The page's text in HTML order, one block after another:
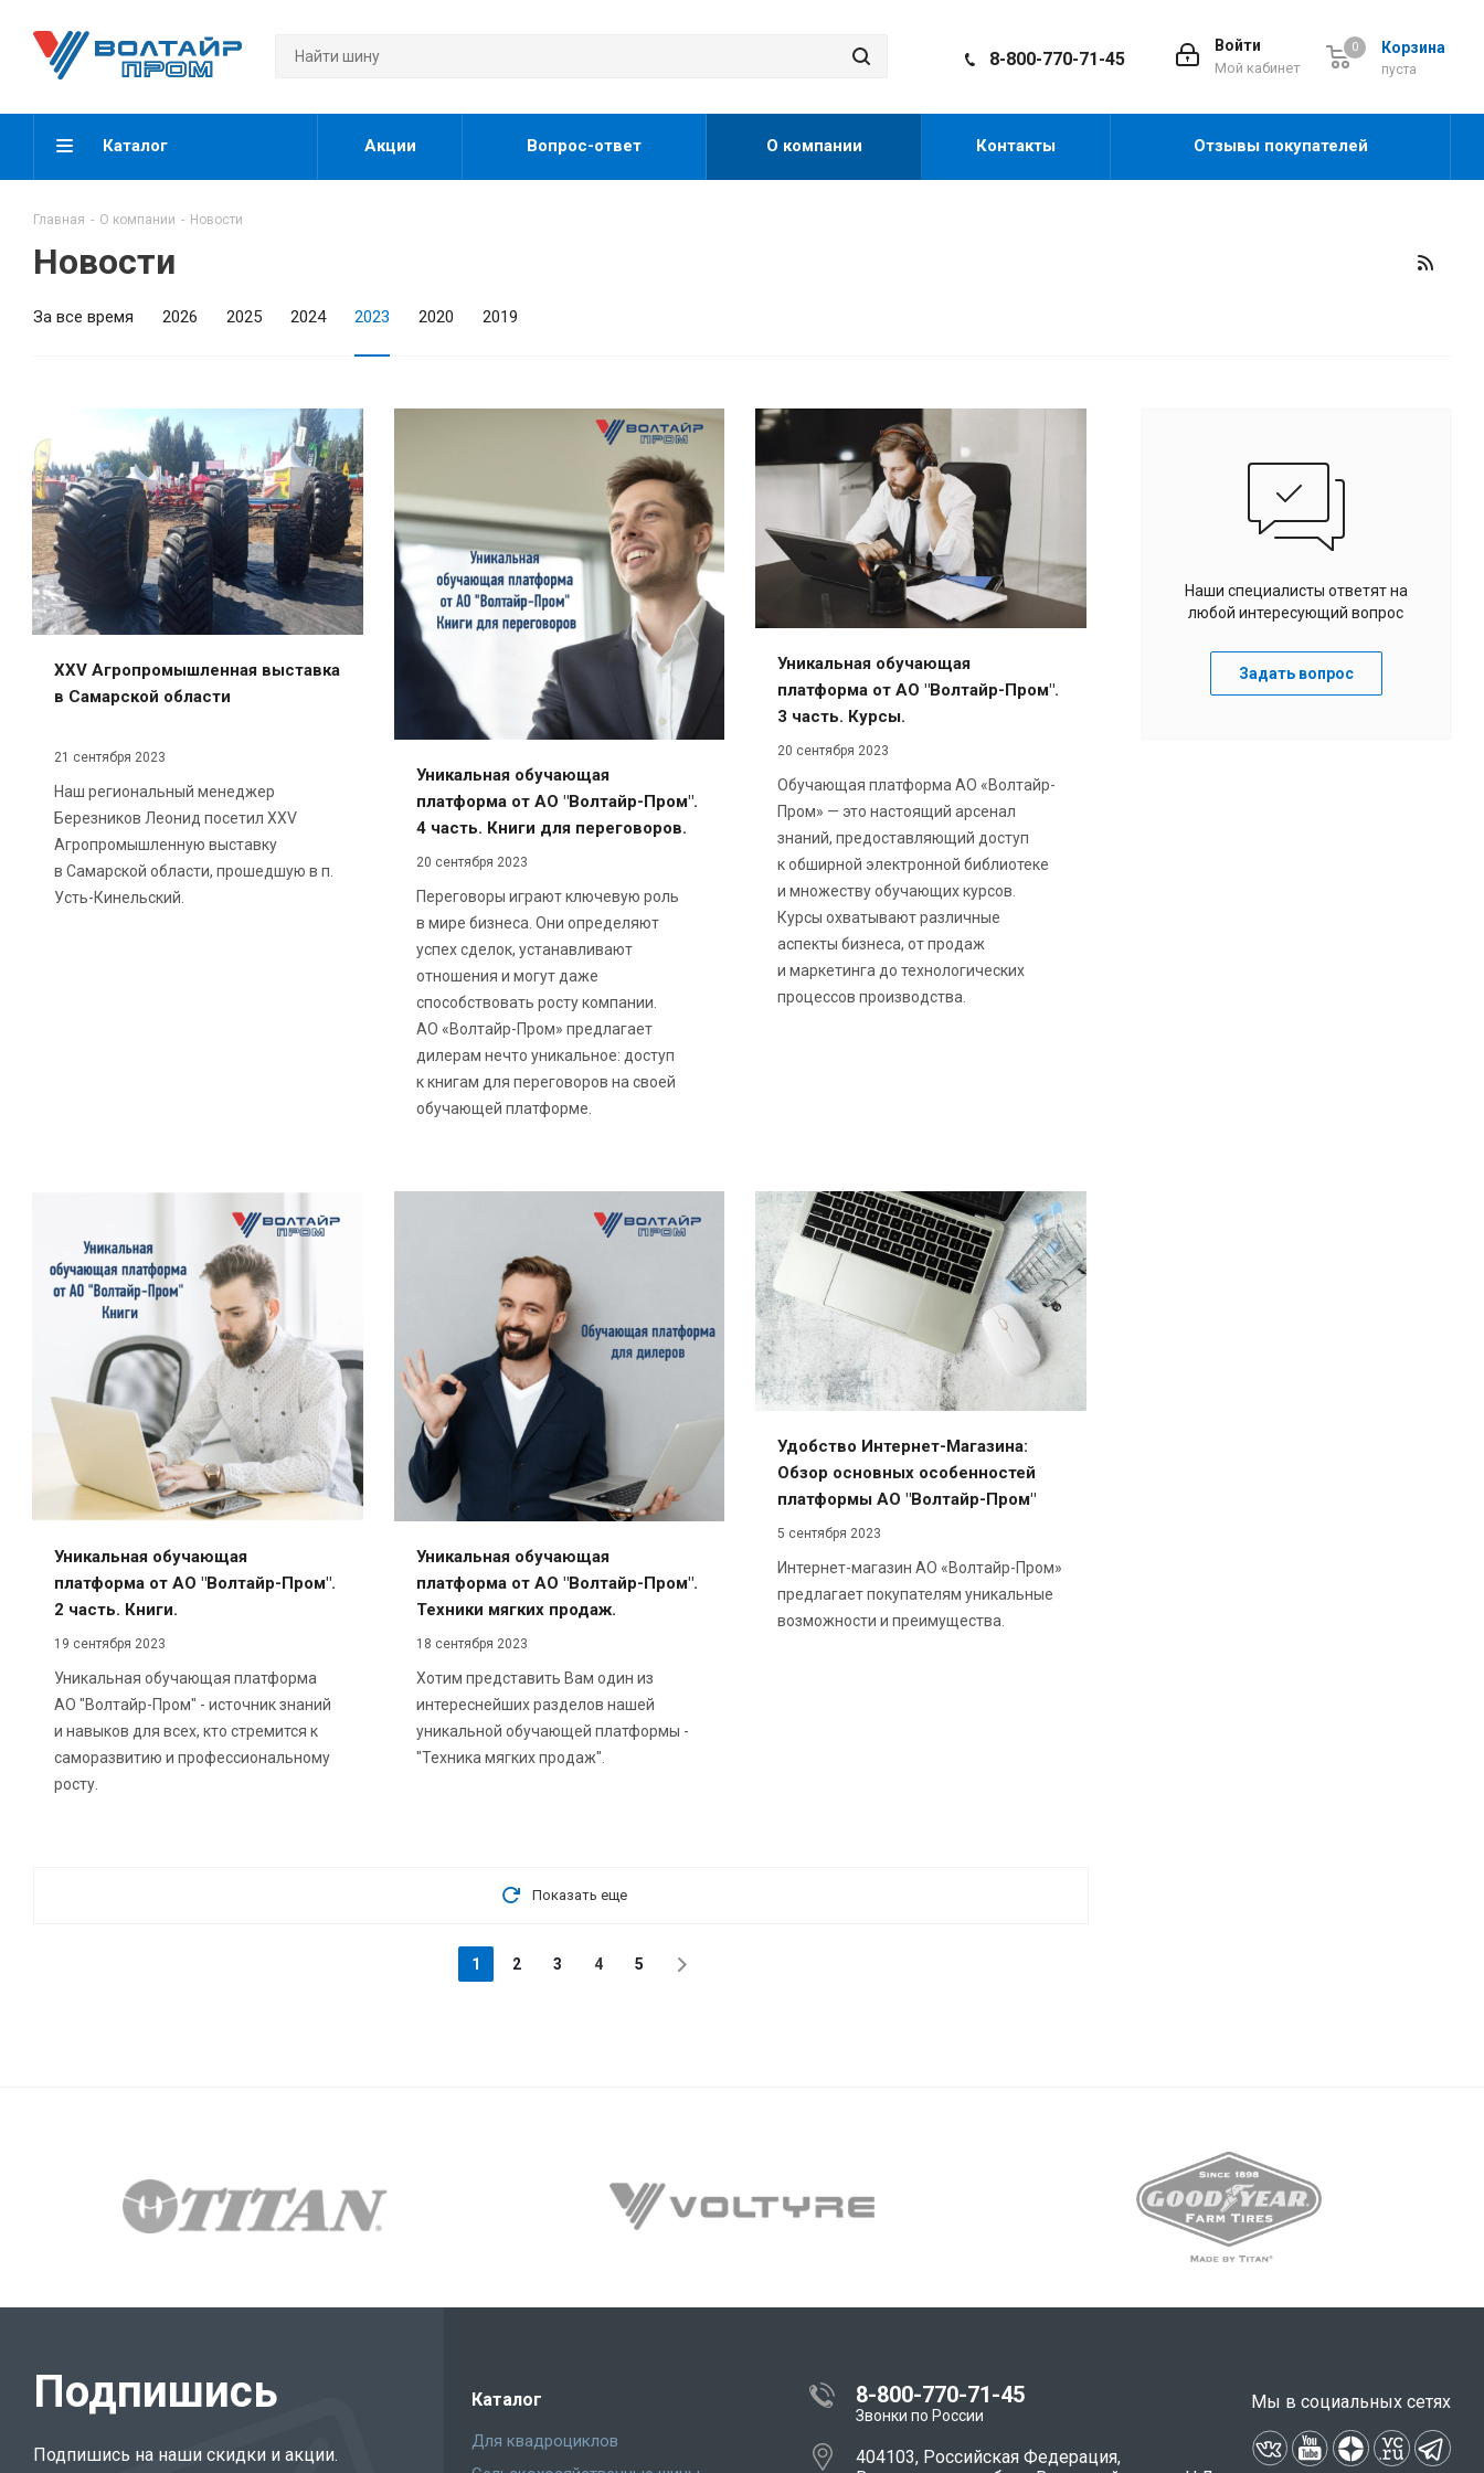
Корзина
пуста
0
Войти
Мой кабинет
8-800-770-71-45
Каталог Акции Вопрос-ответ О компании Контакты Отзывы покупателей
Главная - О компании - Новости
Новости
За все время 2026 2025 2024 2023 2020 2019
XXV Агропромышленная выставка
в Самарской области
21 сентября 2023
Наш региональный менеджер
Березников Леонид посетил XXV
Агропромышленную выставку
в Самарской области, прошедшую в п.
Усть-Кинельский.
Уникальная обучающая
платформа от АО "Волтайр-Пром".
4 часть. Книги для переговоров.
20 сентября 2023
Переговоры играют ключевую роль
в мире бизнеса. Они определяют
успех сделок, устанавливают
отношения и могут даже
способствовать росту компании.
АО «Волтайр-Пром» предлагает
дилерам нечто уникальное: доступ
к книгам для переговоров на своей
обучающей платформе.
Уникальная обучающая
платформа от АО "Волтайр-Пром".
3 часть. Курсы.
20 сентября 2023
Обучающая платформа АО «Волтайр-
Пром» — это настоящий арсенал
знаний, предоставляющий доступ
к обширной электронной библиотеке
и множеству обучающих курсов.
Курсы охватывают различные
аспекты бизнеса, от продаж
и маркетинга до технологических
процессов производства.
Уникальная обучающая
платформа от АО "Волтайр-Пром".
2 часть. Книги.
19 сентября 2023
Уникальная обучающая платформа
АО "Волтайр-Пром" - источник знаний
и навыков для всех, кто стремится к
саморазвитию и профессиональному
росту.
Уникальная обучающая
платформа от АО "Волтайр-Пром".
Техники мягких продаж.
18 сентября 2023
Хотим представить Вам один из
интереснейших разделов нашей
уникальной обучающей платформы -
"Техника мягких продаж".
Удобство Интернет-Магазина:
Обзор основных особенностей
платформы АО "Волтайр-Пром"
5 сентября 2023
Интернет-магазин АО «Волтайр-Пром»
предлагает покупателям уникальные
возможности и преимущества.
Показать еще
1 2 3 4 5
Наши специалисты ответят на
любой интересующий вопрос
Задать вопрос
Подпишись
Подпишись на наши скидки и акции.
Каталог
Для квадроциклов
8-800-770-71-45
Звонки по России
404103, Российская Федерация,
Мы в социальных сетях